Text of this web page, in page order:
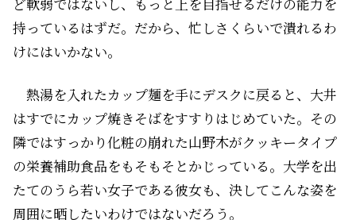
持っているはずだ。だから、忙しさくらいで潰れるわ
けにはいかない。
熱湯を入れたカップ麺を手にデスクに戻ると、大井
はすでにカップ焼きそばをすすりはじめていた。その
隣ではすっかり化粧の崩れた山野木がクッキータイプ
の栄養補助食品をもそもそとかじっている。大学を出
たてのうら若い女子である彼女も、決してこんな姿を
周囲に晒したいわけではないだろう。